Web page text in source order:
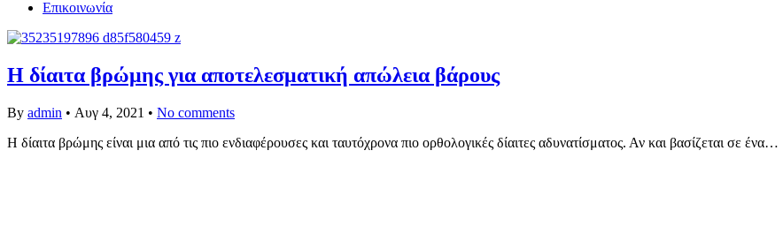
Επικοινωνία
Η δίαιτα βρώμης για αποτελεσματική απώλεια βάρους
By admin • Αυγ 4, 2021 • No comments
Η δίαιτα βρώμης είναι μια από τις πιο ενδιαφέρουσες και ταυτόχρονα πιο ορθολογικές δίαιτες αδυνατίσματος. Αν και βασίζεται σε ένα…